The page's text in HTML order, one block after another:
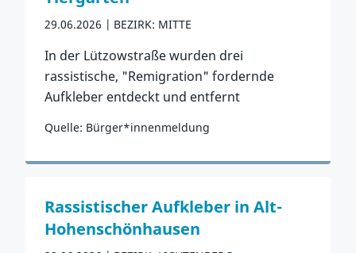
29.06.2026 BEZIRK: MITTE
In der Lützowstraße wurden drei
rassistische, "Remigration" fordernde
Aufkleber entdeckt und entfernt
Quelle: Bürger*innenmeldung
Zum Vorfall
Rassistischer Aufkleber in Alt-
Hohenschönhausen